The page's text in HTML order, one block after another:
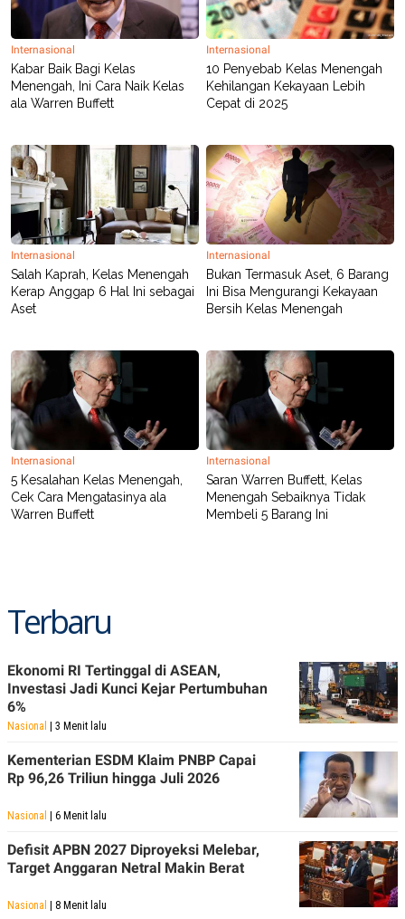
JARINGAN
K
O
N
T
A
C
A
D
E
Y
P
E
S
E
L
E
A
S
.
I
D
L
A
G
A
N
A
N
C
E
T
A
K
K
I
R
J
A
E
M
I
T
E
N
E
P
A
D
I
N
K
G
M
E
D
A
.
I
SITEMAPPROFILE TERM
Internasional
Kabar Baik Bagi Kelas
Menengah, Ini Cara Naik Kelas
ala Warren Buffett
Internasional
10 Penyebab Kelas Menengah
Kehilangan Kekayaan Lebih
Cepat di 2025
Internasional
Salah Kaprah, Kelas Menengah
Kerap Anggap 6 Hal Ini sebagai
Aset
Internasional
Bukan Termasuk Aset, 6 Barang
Ini Bisa Mengurangi Kekayaan
Bersih Kelas Menengah
Internasional
5 Kesalahan Kelas Menengah,
Cek Cara Mengatasinya ala
Warren Buffett
Internasional
Saran Warren Buffett, Kelas
Menengah Sebaiknya Tidak
Membeli 5 Barang Ini
Terbaru
Ekonomi RI Tertinggal di ASEAN,
Investasi Jadi Kunci Kejar Pertumbuhan
6%
Nasional | 3 Menit lalu
Kementerian ESDM Klaim PNBP Capai
Rp 96,26 Triliun hingga Juli 2026
Nasional | 6 Menit lalu
Defisit APBN 2027 Diproyeksi Melebar,
Target Anggaran Netral Makin Berat
Nasional | 8 Menit lalu